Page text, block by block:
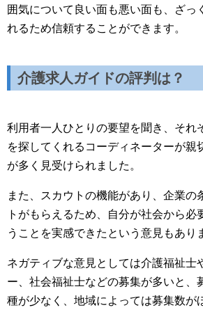
囲気について良い面も悪い面も、ざっ
れるため信頼することができます。
介護求人ガイドの評判は？
利用者一人ひとりの要望を聞き、それ
を探してくれるコーディネーターが親
が多く見受けられました。
また、スカウトの機能があり、企業の
トがもらえるため、自分が社会から必
うことを実感できたという意見もあり
ネガティブな意見としては介護福祉士
ー、社会福祉士などの募集が多いと、
種が少なく、地域によっては募集数が